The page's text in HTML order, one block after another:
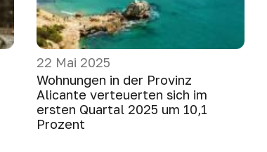
22 Mai 2025
Wohnungen in der Provinz
Alicante verteuerten sich im
ersten Quartal 2025 um 10,1
Prozent